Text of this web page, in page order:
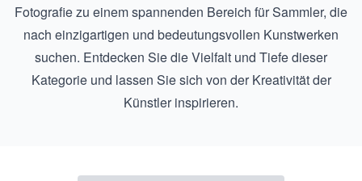
Fotografie zu einem spannenden Bereich für Sammler, die
nach einzigartigen und bedeutungsvollen Kunstwerken
suchen. Entdecken Sie die Vielfalt und Tiefe dieser
Kategorie und lassen Sie sich von der Kreativität der
Künstler inspirieren.